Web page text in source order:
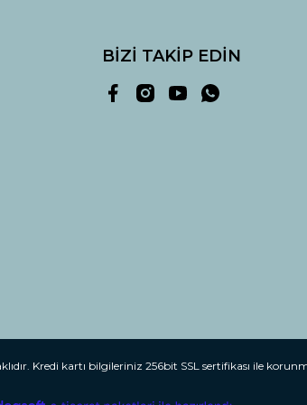
BİZİ TAKİP EDİN
Kredi kartı bilgileriniz 256bit SSL sertifikası ile